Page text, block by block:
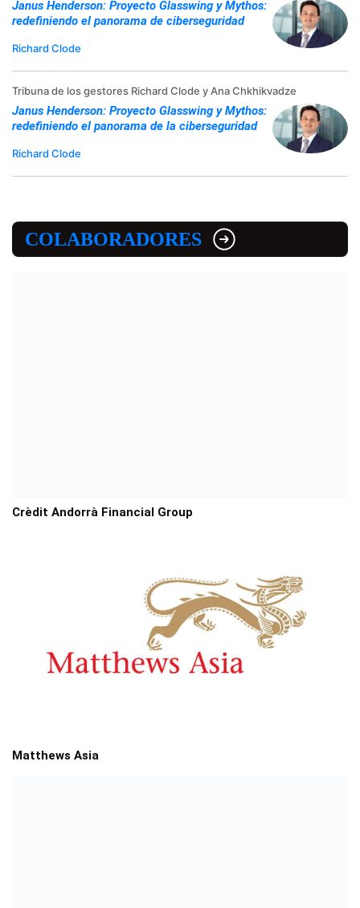
Janus Henderson: Proyecto Glasswing y Mythos:
redefiniendo el panorama de ciberseguridad
Richard Clode
Tribuna de los gestores Richard Clode y Ana Chkhikvadze
Janus Henderson: Proyecto Glasswing y Mythos:
redefiniendo el panorama de la ciberseguridad
Richard Clode
COLABORADORES
Crèdit Andorrà Financial Group
Matthews Asia